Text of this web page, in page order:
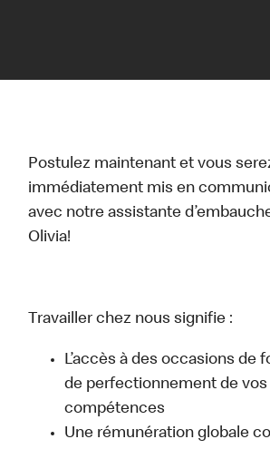
Postulez maintenant et vous
immédiatement mis en
avec notre assistante
Olivia!
Travailler chez nous signifie :
L’accès à des occasions de
de perfectionnement de vos
compétences
Une rémunération globale